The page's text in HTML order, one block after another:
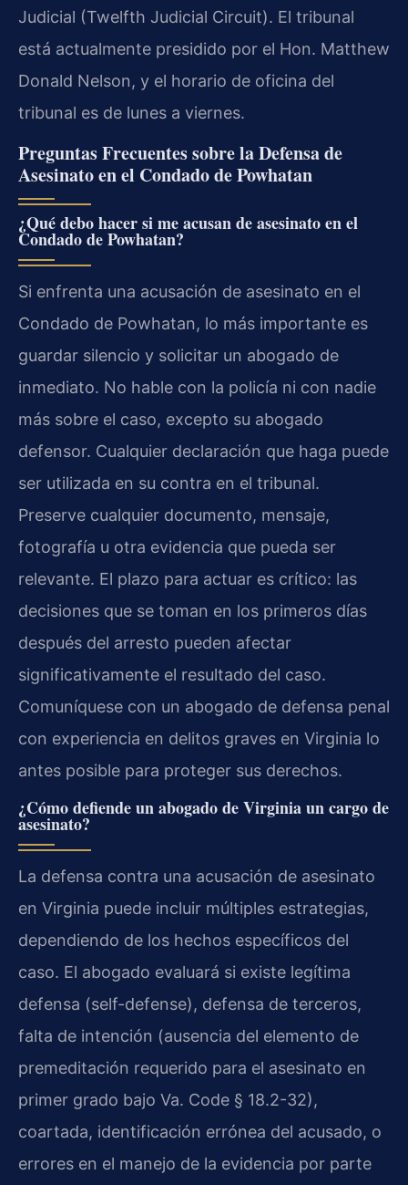
Judicial (Twelfth Judicial Circuit). El tribunal
está actualmente presidido por el Hon. Matthew
Donald Nelson, y el horario de oficina del
tribunal es de lunes a viernes.
Preguntas Frecuentes sobre la Defensa de
Asesinato en el Condado de Powhatan
¿Qué debo hacer si me acusan de asesinato en el
Condado de Powhatan?
Si enfrenta una acusación de asesinato en el
Condado de Powhatan, lo más importante es
guardar silencio y solicitar un abogado de
inmediato. No hable con la policía ni con nadie
más sobre el caso, excepto su abogado
defensor. Cualquier declaración que haga puede
ser utilizada en su contra en el tribunal.
Preserve cualquier documento, mensaje,
fotografía u otra evidencia que pueda ser
relevante. El plazo para actuar es crítico: las
decisiones que se toman en los primeros días
después del arresto pueden afectar
significativamente el resultado del caso.
Comuníquese con un abogado de defensa penal
con experiencia en delitos graves en Virginia lo
antes posible para proteger sus derechos.
¿Cómo defiende un abogado de Virginia un cargo de
asesinato?
La defensa contra una acusación de asesinato
en Virginia puede incluir múltiples estrategias,
dependiendo de los hechos específicos del
caso. El abogado evaluará si existe legítima
defensa (self-defense), defensa de terceros,
falta de intención (ausencia del elemento de
premeditación requerido para el asesinato en
primer grado bajo Va. Code § 18.2-32),
coartada, identificación errónea del acusado, o
errores en el manejo de la evidencia por parte